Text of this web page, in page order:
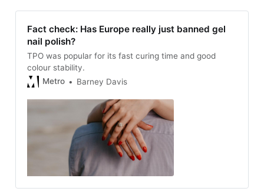
Fact check: Has Europe really just banned gel
nail polish?
TPO was popular for its fast curing time and good
colour stability.
Metro
Barney Davis